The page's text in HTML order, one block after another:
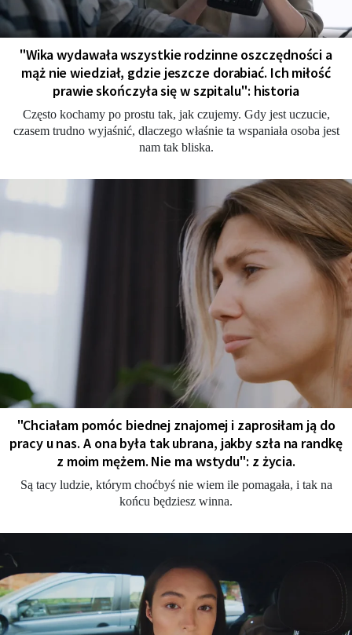
"Wika wydawała wszystkie rodzinne oszczędności a
mąż nie wiedział, gdzie jeszcze dorabiać. Ich miłość
prawie skończyła się w szpitalu": historia
Często kochamy po prostu tak, jak czujemy. Gdy jest uczucie,
czasem trudno wyjaśnić, dlaczego właśnie ta wspaniała osoba jest
nam tak bliska.
"Chciałam pomóc biednej znajomej i zaprosiłam ją do
pracy u nas. A ona była tak ubrana, jakby szła na randkę
z moim mężem. Nie ma wstydu": z życia.
Są tacy ludzie, którym choćbyś nie wiem ile pomagała, i tak na
końcu będziesz winna.